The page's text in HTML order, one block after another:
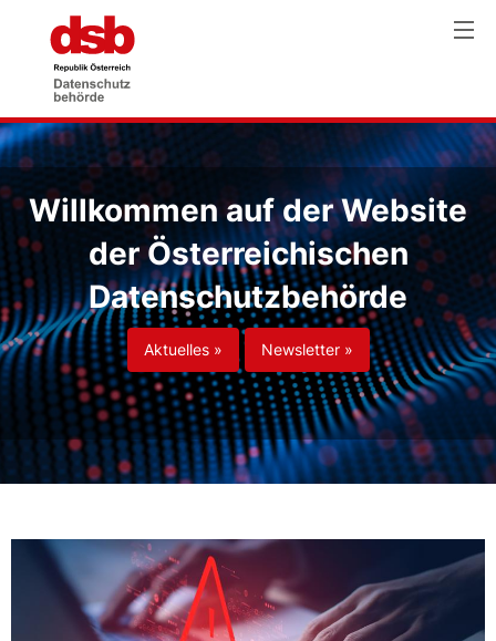
Willkommen auf der Website
der Österreichischen
Datenschutzbehörde
Aktuelles » Newsletter »